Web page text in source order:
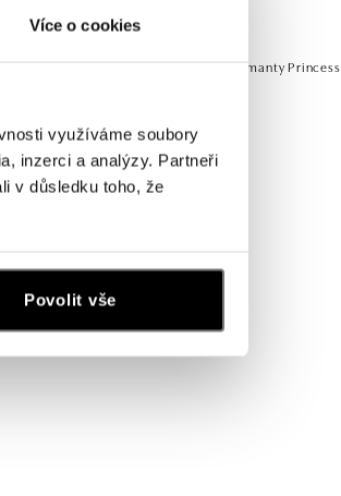
Více o cookies
využíváme soubory
inzerci a analýzy. Partneři
v důsledku toho, že
Povolit vše
Prsten se safírem a diamanty Princess